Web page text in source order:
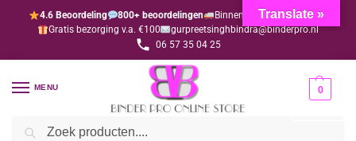
4.6 Beoordeling 800+ beoordelingen
Binnen 1-3 dagen geleverd
Gratis bezorging v.a. €100
gurpreetsinghbindra@binderpro.nl
06 57 35 04 25
MENU 0
Home Wierook
Translate »